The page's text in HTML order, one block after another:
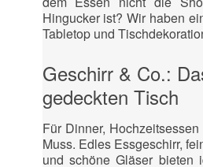
Hingucker ist? Wir haben
Tabletop und
Geschirr & Co.:
gedeckten Tisch
Für Dinner,
Muss. Edles Essgeschirr,
und schöne Gläser bieten